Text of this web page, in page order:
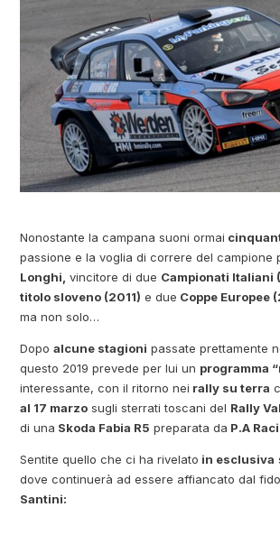
Nonostante la campana suoni ormai
passione e la voglia di correre del campione
Longhi, vincitore di due Campionati
titolo sloveno (2011) e due Coppe Europee
ma non solo…
Dopoalcune stagioni passate prettamente
questo 2019 prevede per lui un programma
interessante, con il ritorno nei rally su terra
al 17 marzo sugli sterrati toscani del Rally
di una Skoda Fabia R5 preparata da P.A
Sentite quello che ci ha rivelato in esclusiva
dove continuerà ad essere affiancato dal fido
Santini: